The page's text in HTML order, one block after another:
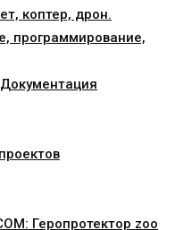
коптер, дрон.
программирование,
Геропротектор zoo